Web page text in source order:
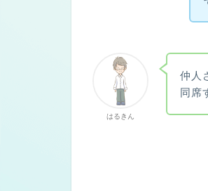
はるきん
仲人
同席